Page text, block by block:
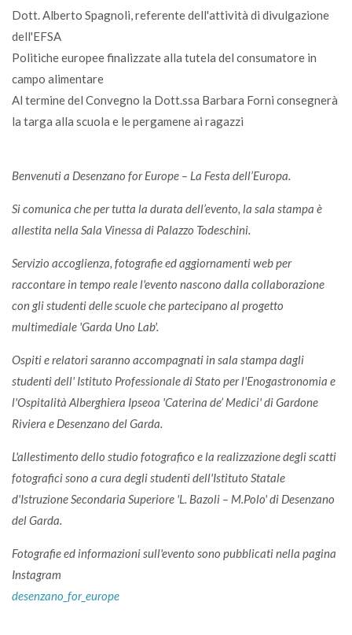
Dott. Alberto Spagnoli, referente dell'attività di divulgazione
dell'EFSA
Politiche europee finalizzate alla tutela del consumatore in
campo alimentare
Al termine del Convegno la Dott.ssa Barbara Forni consegnerà
la targa alla scuola e le pergamene ai ragazzi
Benvenuti a Desenzano for Europe – La Festa dell’Europa.
Si comunica che per tutta la durata dell’evento, la sala stampa è
allestita nella Sala Vinessa di Palazzo Todeschini.
Servizio accoglienza, fotografie ed aggiornamenti web per
raccontare in tempo reale l'evento nascono dalla collaborazione
con gli studenti delle scuole che partecipano al progetto
multimediale 'Garda Uno Lab'.
Ospiti e relatori saranno accompagnati in sala stampa dagli
studenti dell' Istituto Professionale di Stato per l'Enogastronomia e
l'Ospitalità Alberghiera Ipseoa 'Caterina de’ Medici' di Gardone
Riviera e Desenzano del Garda.
L'allestimento dello studio fotografico e la realizzazione degli scatti
fotografici sono a cura degli studenti dell'Istituto Statale
d'Istruzione Secondaria Superiore 'L. Bazoli – M.Polo' di Desenzano
del Garda.
Fotografie ed informazioni sull'evento sono pubblicati nella pagina
Instagram
desenzano_for_europe